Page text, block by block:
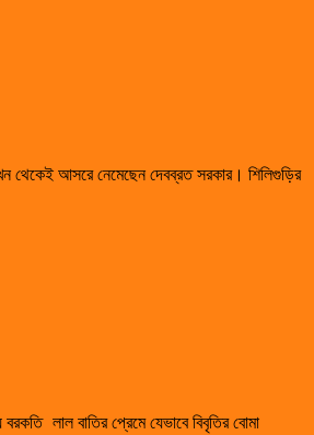
থেকেই আসরে নেমেছেন দেবব্রত সরকার। শিলিগুড়ির
লাল বাতির প্রেমে যেভাবে বিবৃতির বোমা